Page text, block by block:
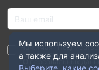
Нажимая
персональных данных
“О персональных
Мы используем
а также для
Выберите, какие